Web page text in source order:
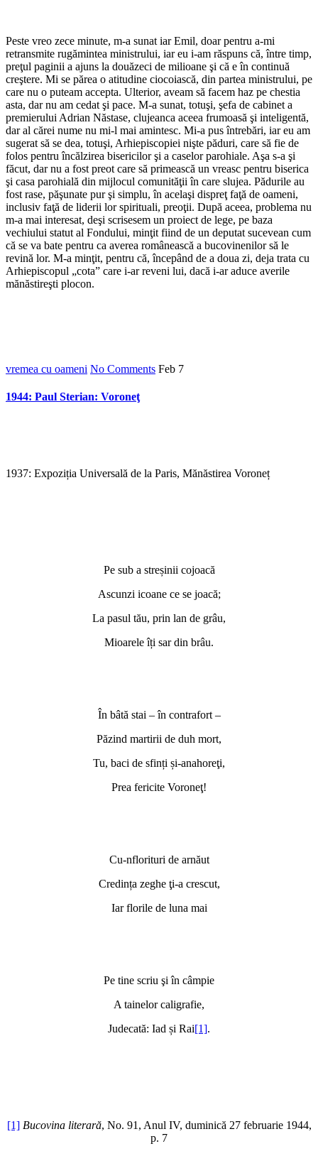
Peste vreo zece minute, m-a sunat iar Emil, doar pentru a-mi
retransmite rugămintea ministrului, iar eu i-am răspuns că, între timp,
preţul paginii a ajuns la douăzeci de milioane şi că e în continuă
creştere. Mi se părea o atitudine ciocoiască, din partea ministrului, pe
care nu o puteam accepta. Ulterior, aveam să facem haz pe chestia
asta, dar nu am cedat şi pace. M-a sunat, totuşi, şefa de cabinet a
premierului Adrian Năstase, clujeanca aceea frumoasă şi inteligentă,
dar al cărei nume nu mi-l mai amintesc. Mi-a pus întrebări, iar eu am
sugerat să se dea, totuşi, Arhiepiscopiei nişte păduri, care să fie de
folos pentru încălzirea bisericilor şi a caselor parohiale. Aşa s-a şi
făcut, dar nu a fost preot care să primească un vreasc pentru biserica
şi casa parohială din mijlocul comunităţii în care slujea. Pădurile au
fost rase, păşunate pur şi simplu, în acelaşi dispreţ faţă de oameni,
inclusiv faţă de liderii lor spirituali, preoţii. După aceea, problema nu
m-a mai interesat, deşi scrisesem un proiect de lege, pe baza
vechiului statut al Fondului, minţit fiind de un deputat sucevean cum
că se va bate pentru ca averea românească a bucovinenilor să le
revină lor. M-a minţit, pentru că, începând de a doua zi, deja trata cu
Arhiepiscopul „cota” care i-ar reveni lui, dacă i-ar aduce averile
mănăstireşti plocon.
vremea cu oameni No Comments Feb 7
1944: Paul Sterian: Voroneţ
1937: Expoziția Universală de la Paris, Mănăstirea Voroneț
Pe sub a streșinii cojoacă
Ascunzi icoane ce se joacă;
La pasul tău, prin lan de grâu,
Mioarele îți sar din brâu.
În bâtă stai – în contrafort –
Păzind martirii de duh mort,
Tu, baci de sfinți și-anahoreţi,
Prea fericite Voroneţ!
Cu-nflorituri de arnăut
Credința zeghe ţi-a crescut,
Iar florile de luna mai
Pe tine scriu şi în câmpie
A tainelor caligrafie,
Judecată: Iad și Rai[1].
[1] Bucovina literară, No. 91, Anul IV, duminică 27 februarie 1944,
p. 7